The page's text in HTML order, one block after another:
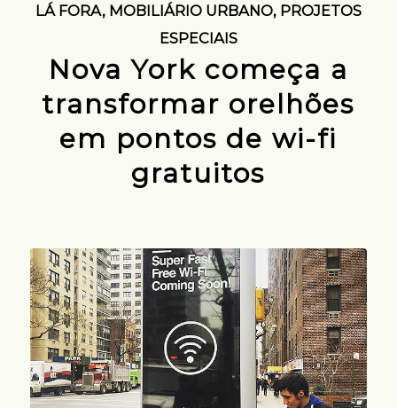
LÁ FORA, MOBILIÁRIO URBANO, PROJETOS
ESPECIAIS
Nova York começa a
transformar orelhões
em pontos de wi-fi
gratuitos